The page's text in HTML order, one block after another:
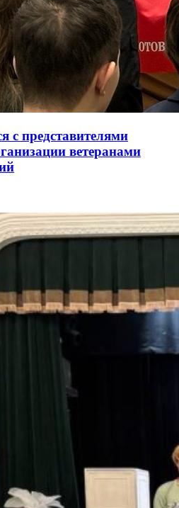
с представителями
ветеранами